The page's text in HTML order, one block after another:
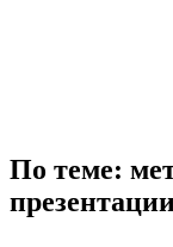
По теме: